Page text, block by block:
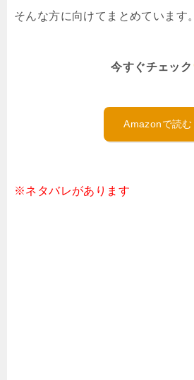
そんな方に向けてまとめています。
今すぐチェック
Amazonで読む
※ネタバレがあります